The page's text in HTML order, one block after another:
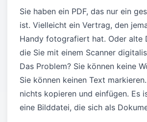
Sie haben ein PDF, das nur ein
ist. Vielleicht ein Vertrag, den
Handy fotografiert hat. Oder alte
die Sie mit einem Scanner
Das Problem? Sie können keine
Sie können keinen Text
nichts kopieren und einfügen. Es
eine Bilddatei, die sich als